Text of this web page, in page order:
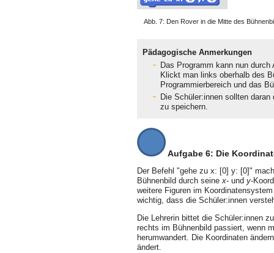
Abb. 7: Den Rover in die Mitte des
Pädagogische Anmerkungen
Das Programm kann nun
Klickt man links oberhalb des
Programmierbereich und das
Die Schüler:innen sollten
zu speichern.
Aufgabe 6: Die
Der Befehl "gehe zu x: [0] y: [0]"
Bühnenbild durch seinex- und y-
weitere Figuren im
wichtig, dass die Schüler:innen
Die Lehrerin bittet die Schüler:innen
rechts im Bühnenbild passiert, wenn
herumwandert. Die Koordinaten
ändert.